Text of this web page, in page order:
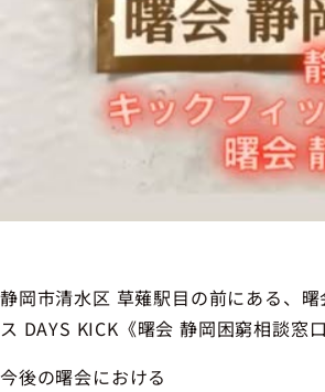
静岡市清水区 草薙駅目の前にある、
ス DAYS KICK《曙会 静岡困窮相談窓
今後の曙会における